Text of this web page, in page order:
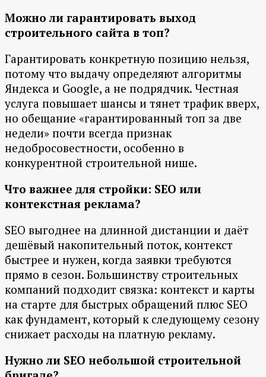
Можно ли гарантировать выход
строительного сайта в топ?
Гарантировать конкретную позицию нельзя,
потому что выдачу определяют алгоритмы
Яндекса и Google, а не подрядчик. Честная
услуга повышает шансы и тянет трафик вверх,
но обещание «гарантированный топ за две
недели» почти всегда признак
недобросовестности, особенно в
конкурентной строительной нише.
Что важнее для стройки: SEO или
контекстная реклама?
SEO выгоднее на длинной дистанции и даёт
дешёвый накопительный поток, контекст
быстрее и нужен, когда заявки требуются
прямо в сезон. Большинству строительных
компаний подходит связка: контекст и карты
на старте для быстрых обращений плюс SEO
как фундамент, который к следующему сезону
снижает расходы на платную рекламу.
Нужно ли SEO небольшой строительной